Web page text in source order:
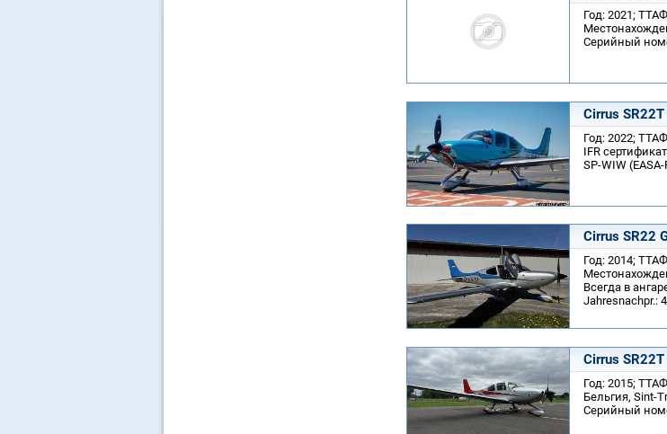
Год: 2021;
Серийный
Cirrus SR22T
Год: 2022;
IFR
SP-WIW
Cirrus SR22
Год: 2014;
Всегда в
Jahresnachpr.:
Cirrus SR22T
Год: 2015;
Бельгия, Sint-
Серийный